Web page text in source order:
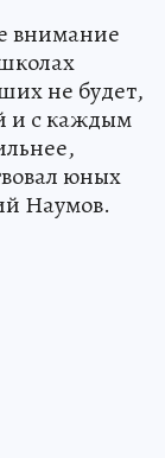
внимание
не будет,
и с каждым
юных
Наумов.